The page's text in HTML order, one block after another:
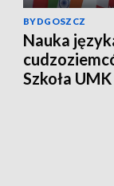
BYDGOSZCZ
Nauka
Szkoła